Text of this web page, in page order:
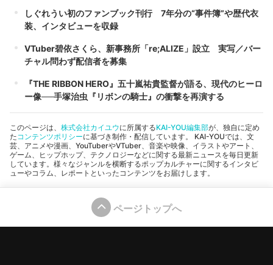
しぐれうい初のファンブック刊行 7年分の“事件簿”や歴代衣
装、インタビューを収録
VTuber碧依さくら、新事務所「re;ALIZE」設立 実写／バー
チャル問わず配信者を募集
『THE RIBBON HERO』五十嵐祐貴監督が語る、現代のヒーロ
ー像──手塚治虫『リボンの騎士』の衝撃を再演する
このページは、 株式会社カイユウに所属するKAI-YOU編集部が、独自に定め
たコンテンツポリシーに基づき制作・配信しています。 KAI-YOUでは、文
芸、アニメや漫画、YouTuberやVTuber、音楽や映像、イラストやアート、
ゲーム、ヒップホップ、テクノロジーなどに関する最新ニュースを毎日更新
しています。様々なジャンルを横断するポップカルチャーに関するインタビ
ューやコラム、レポートといったコンテンツをお届けします。
ページトップへ